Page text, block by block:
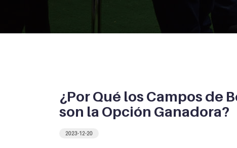
¿Por Qué los Campos de
son la Opción Ganadora?
2023-12-20